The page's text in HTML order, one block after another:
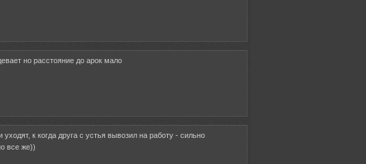
но расстояние до арок мало
к когда друга с устья вывозил на работу - сильно
все же))